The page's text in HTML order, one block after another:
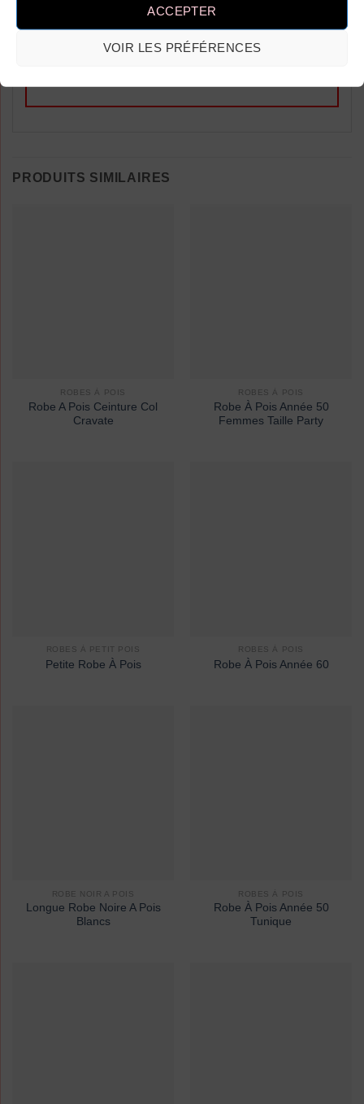
ACCEPTER
VOIR LES PRÉFÉRENCES
Vous devez êtreconnectépour publier
un avis.
PRODUITS SIMILAIRES
ROBES À POIS
Robe A Pois Ceinture Col
Cravate
ROBES À POIS
Robe À Pois Année 50
Femmes Taille Party
ROBES À PETIT POIS
Petite Robe À Pois
ROBES À POIS
Robe À Pois Année 60
ROBE NOIR A POIS
Longue Robe Noire A Pois
Blancs
ROBES À POIS
Robe À Pois Année 50
Tunique